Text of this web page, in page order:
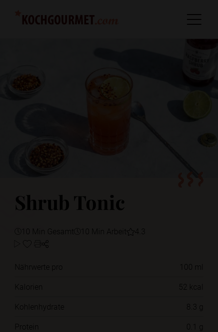
Shrub Tonic
10 Min Gesamt 10 Min Arbeit 4.3
Nährwerte pro
100 ml
Kalorien
52 kcal
Kohlenhydrate
8.3 g
Protein
0.1 g